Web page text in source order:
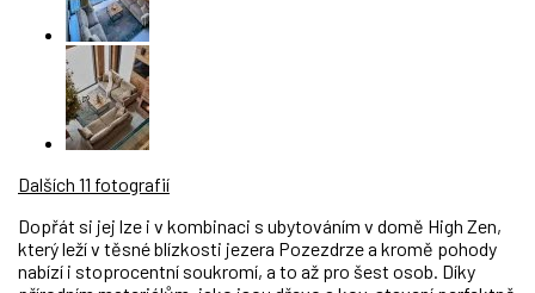
Dalších 11 fotografií
Dopřát si jej lze i v kombinaci s ubytováním v domě High Zen,
který leží v těsné blízkosti jezera Pozezdrze a kromě pohody
nabízí i stoprocentní soukromí, a to až pro šest osob. Díky